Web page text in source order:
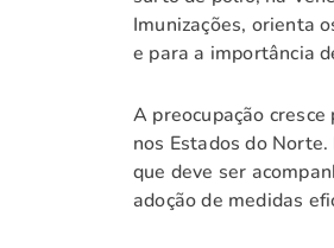
Imunizações, orienta
e para a importância
A preocupação
nos Estados do
que deve ser
adoção de medidas